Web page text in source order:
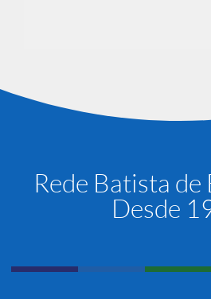
Rede Batista de
Desde